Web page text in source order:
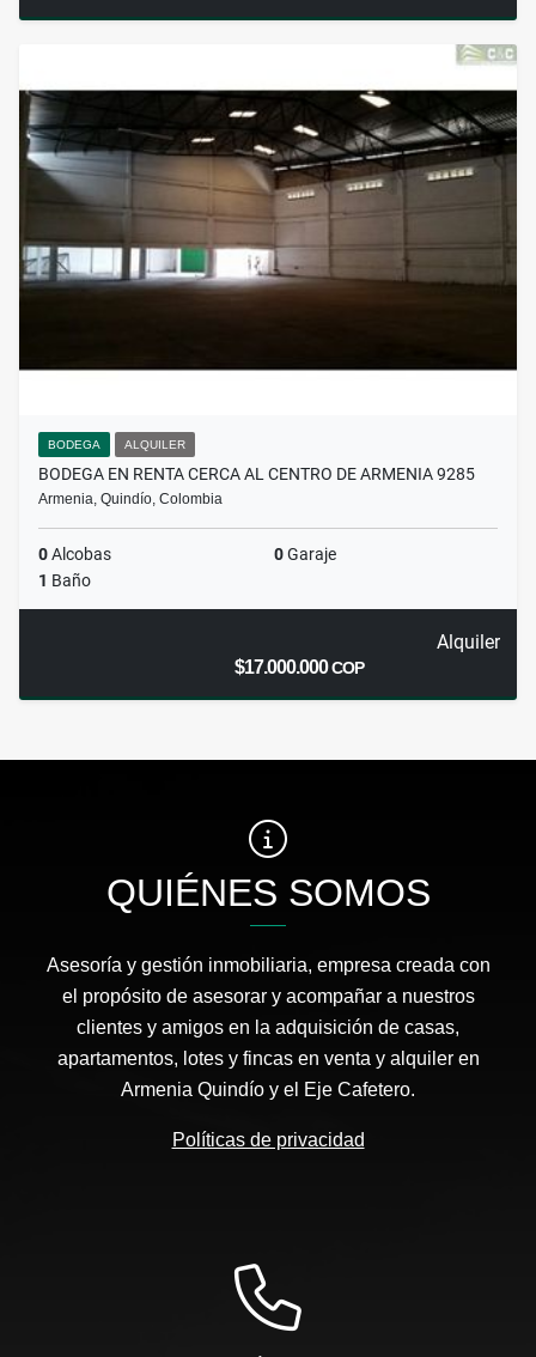
BODEGA ALQUILER
BODEGA EN RENTA CERCA AL CENTRO DE ARMENIA 9285
Armenia, Quindío, Colombia
0Alcobas 0Garaje
1 Baño
Alquiler
$17.000.000COP
QUIÉNES SOMOS
Asesoría y gestión inmobiliaria, empresa creada con
el propósito de asesorar y acompañar a nuestros
clientes y amigos en la adquisición de casas,
apartamentos, lotes y fincas en venta y alquiler en
Armenia Quindío y el Eje Cafetero.
Políticas de privacidad